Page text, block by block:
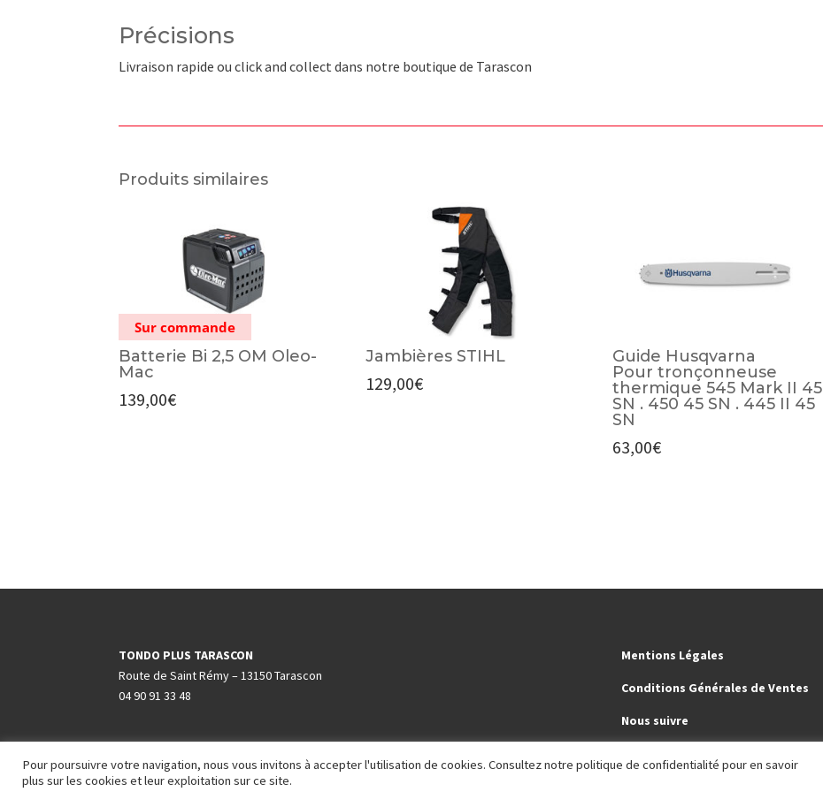
Précisions
Livraison rapide ou click and collect dans notre boutique de Tarascon
Produits similaires
Sur commande
Batterie Bi 2,5 OM Oleo-
Mac
139,00€
Jambières STIHL
129,00€
Guide Husqvarna
Pour tronçonneuse
thermique 545 Mark II 45
SN . 450 45 SN . 445 II 45
SN
63,00€
TONDO PLUS TARASCON
Route de Saint Rémy – 13150 Tarascon
04 90 91 33 48
Mentions Légales
Conditions Générales de Ventes
Nous suivre
Pour poursuivre votre navigation, nous vous invitons à accepter l'utilisation de cookies. Consultez notre politique de confidentialité pour en savoir
plus sur les cookies et leur exploitation sur ce site.